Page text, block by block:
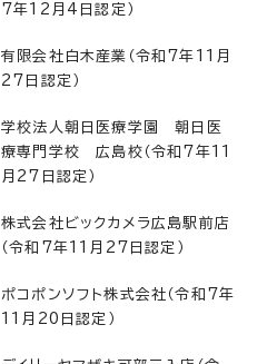
7年12月4日認定）
有限会社白木産業（令和7年11月
27日認定）
学校法人朝日医療学園 朝日医
療専門学校 広島校（令和7年11
月27日認定）
株式会社ビックカメラ広島駅前店
（令和7年11月27日認定）
ポコポンソフト株式会社（令和7年
11月20日認定）